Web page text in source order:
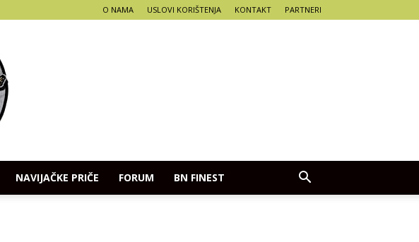
O NAMA USLOVI KORIŠTENJA KONTAKT PARTNERI
NAVIJAČKE PRIČE FORUM BN FINEST